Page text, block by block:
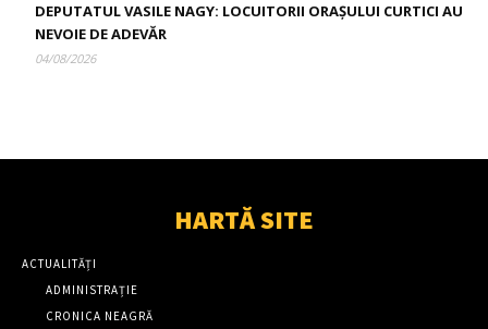
DEPUTATUL VASILE NAGY: LOCUITORII ORAȘULUI CURTICI AU
NEVOIE DE ADEVĂR
04/08/2026
HARTĂ SITE
ACTUALITĂȚI
ADMINISTRAȚIE
CRONICA NEAGRĂ